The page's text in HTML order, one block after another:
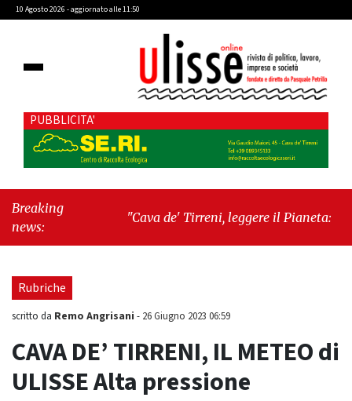
10 Agosto 2026 - aggiornato alle 11:50
PUBBLICITA'
Breaking
news:
"Cava de' Tirreni, leggere il Pianeta: una
Rubriche
scritto da Remo Angrisani - 26 Giugno 2023 06:59
CAVA DE’ TIRRENI, IL METEO di
ULISSE Alta pressione